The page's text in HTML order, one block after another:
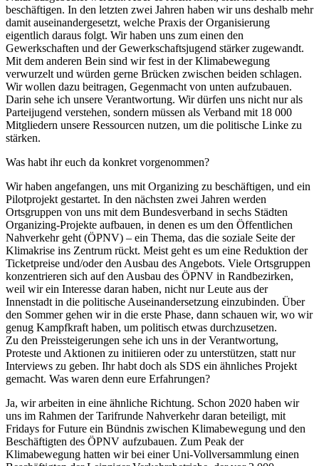
beschäftigen. In den letzten zwei Jahren haben wir uns deshalb mehr
damit auseinandergesetzt, welche Praxis der Organisierung
eigentlich daraus folgt. Wir haben uns zum einen den
Gewerkschaften und der Gewerkschaftsjugend stärker zugewandt.
Mit dem anderen Bein sind wir fest in der Klimabewegung
verwurzelt und würden gerne Brücken zwischen beiden schlagen.
Wir wollen dazu beitragen, Gegenmacht von unten aufzubauen.
Darin sehe ich unsere Verantwortung. Wir dürfen uns nicht nur als
Parteijugend verstehen, sondern müssen als Verband mit 18 000
Mitgliedern unsere Ressourcen nutzen, um die politische Linke zu
stärken.
Was habt ihr euch da konkret vorgenommen?
Wir haben angefangen, uns mit Organizing zu beschäftigen, und ein
Pilotprojekt gestartet. In den nächsten zwei Jahren werden
Ortsgruppen von uns mit dem Bundesverband in sechs Städten
Organizing-Projekte aufbauen, in denen es um den Öffentlichen
Nahverkehr geht (ÖPNV) – ein Thema, das die soziale Seite der
Klimakrise ins Zentrum rückt. Meist geht es um eine Reduktion der
Ticketpreise und/oder den Ausbau des Angebots. Viele Ortsgruppen
konzentrieren sich auf den Ausbau des ÖPNV in Randbezirken,
weil wir ein Interesse daran haben, nicht nur Leute aus der
Innenstadt in die politische Auseinandersetzung einzubinden. Über
den Sommer gehen wir in die erste Phase, dann schauen wir, wo wir
genug Kampfkraft haben, um politisch etwas durchzusetzen.
Zu den Preissteigerungen sehe ich uns in der Verantwortung,
Proteste und Aktionen zu initiieren oder zu unterstützen, statt nur
Interviews zu geben. Ihr habt doch als SDS ein ähnliches Projekt
gemacht. Was waren denn eure Erfahrungen?
Ja, wir arbeiten in eine ähnliche Richtung. Schon 2020 haben wir
uns im Rahmen der Tarifrunde Nahverkehr daran beteiligt, mit
Fridays for Future ein Bündnis zwischen Klimabewegung und den
Beschäftigten des ÖPNV aufzubauen. Zum Peak der
Klimabewegung hatten wir bei einer Uni-Vollversammlung einen